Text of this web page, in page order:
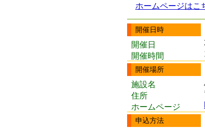
ホームページはこ
開催日時
開催日
開催時間
開催場所
施設名
住所
ホームページ
申込方法